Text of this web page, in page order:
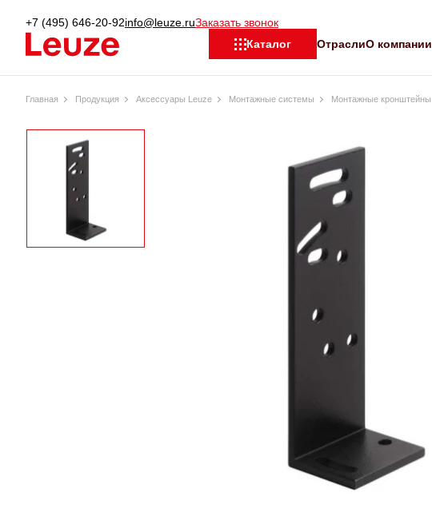
+7 (495) 646-20-92info@leuze.ruЗаказать звонок
Каталог
ОтраслиО компании
Главная Продукция Аксессуары Leuze Монтажные системы Монтажные кронштейны